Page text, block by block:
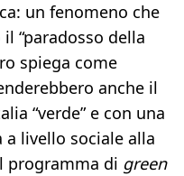
un fenomeno che
“paradosso della
spiega come
anche il
“verde” e con una
a livello sociale alla
programma di green